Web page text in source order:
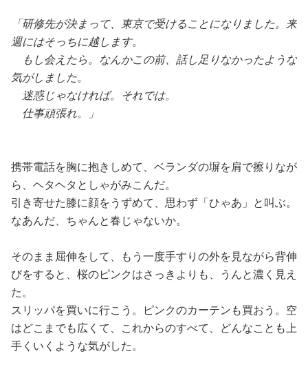
「研修先が決まって、東京で受けることになりました。来
週にはそっちに越します。
もし会えたら。なんかこの前、話し足りなかったような
気がしました。
迷惑じゃなければ。それでは。
仕事頑張れ。」
携帯電話を胸に抱きしめて、ベランダの塀を肩で擦りなが
ら、ヘタヘタとしゃがみこんだ。
引き寄せた膝に顔をうずめて、思わず「ひゃあ」と叫ぶ。
なあんだ、ちゃんと春じゃないか。
そのまま屈伸をして、もう一度手すりの外を見ながら背伸
びをすると、桜のピンクはさっきよりも、うんと濃く見え
た。
スリッパを買いに行こう。ピンクのカーテンも買おう。空
はどこまでも広くて、これからのすべて、どんなことも上
手くいくような気がした。